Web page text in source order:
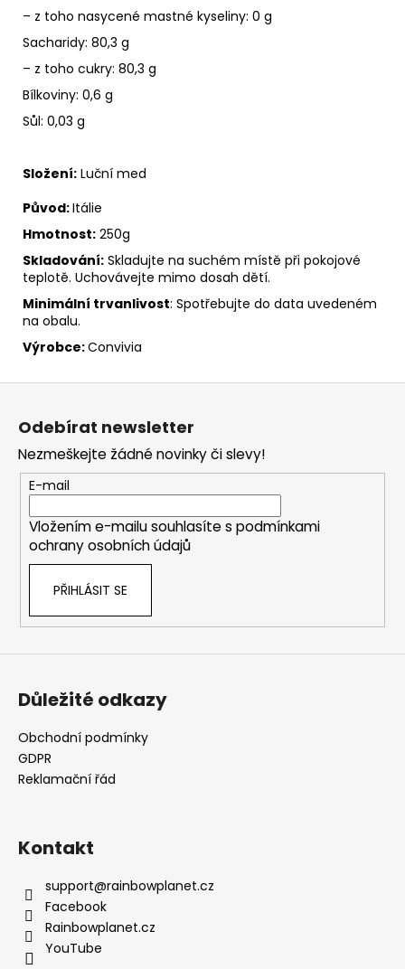
– z toho nasycené mastné kyseliny: 0 g
Sacharidy: 80,3 g
– z toho cukry: 80,3 g
Bílkoviny: 0,6 g
Sůl: 0,03 g
Složení: Luční med
Původ:Itálie
Hmotnost: 250g
Skladování: Skladujte na suchém místě při pokojové
teplotě. Uchovávejte mimo dosah dětí.
Minimální trvanlivost: Spotřebujte do data uvedeném
na obalu.
Výrobce:Convivia
Z
Odebírat newsletter
Nezmeškejte žádné novinky či slevy!
E-mail
Vložením e-mailu souhlasíte s podmínkami
ochrany osobních údajů
PŘIHLÁSIT SE
Důležité odkazy
Obchodní podmínky
GDPR
Reklamační řád
Kontakt
support@rainbowplanet.cz
Facebook
Rainbowplanet.cz
YouTube